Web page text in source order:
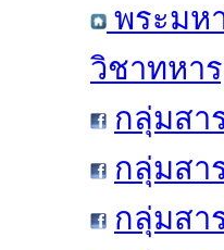
พระมห
วิชาทหา
กลุ่มสา
กลุ่มสา
กลุ่มสา